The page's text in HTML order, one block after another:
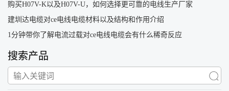
购买H07V-K以及H07V-U，如何选择更可靠的电线生产厂家
建圳达电缆对ce电线电缆材料以及结构和作用介绍
1分钟带你了解电流过载对ce电线电缆会有什么稀奇反应
搜索产品